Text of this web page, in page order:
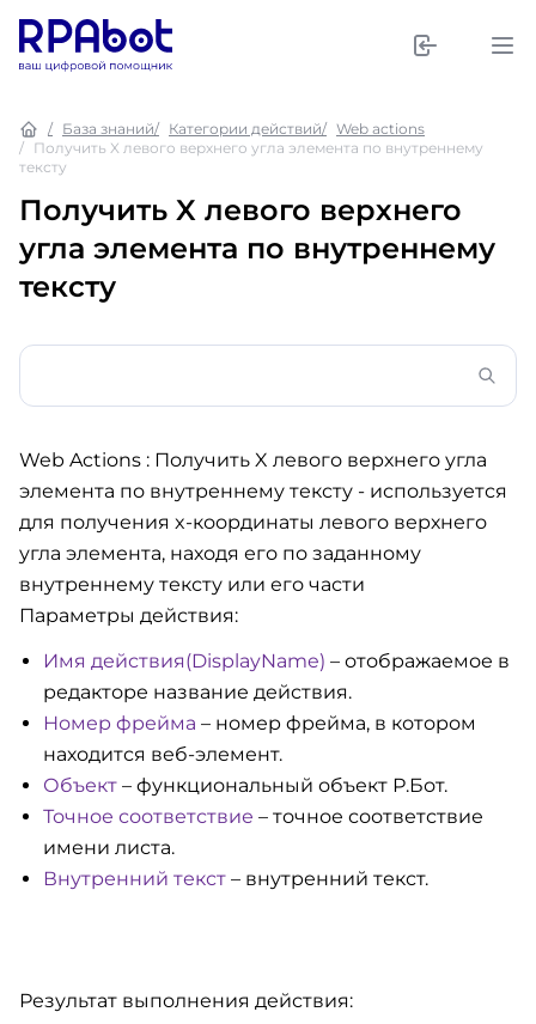
База знаний Категории действий
Web actions
Получить X левого верхнего угла элемента по внутреннему
тексту
Получить X левого верхнего
угла элемента по внутреннему
тексту
Web Actions : Получить X левого верхнего угла
элемента по внутреннему тексту - используется
для получения x-координаты левого верхнего
угла элемента, находя его по заданному
внутреннему тексту или его части
Параметры действия:
Имя действия(DisplayName) – отображаемое в
редакторе название действия.
Номер фрейма – номер фрейма, в котором
находится веб-элемент.
Объект – функциональный объект Р.Бот.
Точное соответствие – точное соответствие
имени листа.
Внутренний текст – внутренний текст.
Результат выполнения действия: